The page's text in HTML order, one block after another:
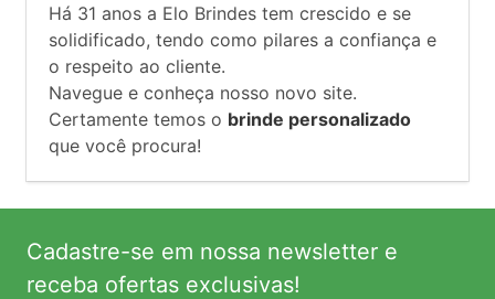
Há 31 anos a Elo Brindes tem crescido e se
solidificado, tendo como pilares a confiança e
o respeito ao cliente.
Navegue e conheça nosso novo site.
Certamente temos o brinde personalizado
que você procura!
Cadastre-se em nossa newsletter e
receba ofertas exclusivas!